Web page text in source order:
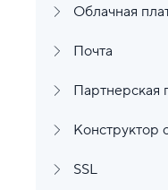
Облачная
Почта
Партнерская
Конструктор
SSL